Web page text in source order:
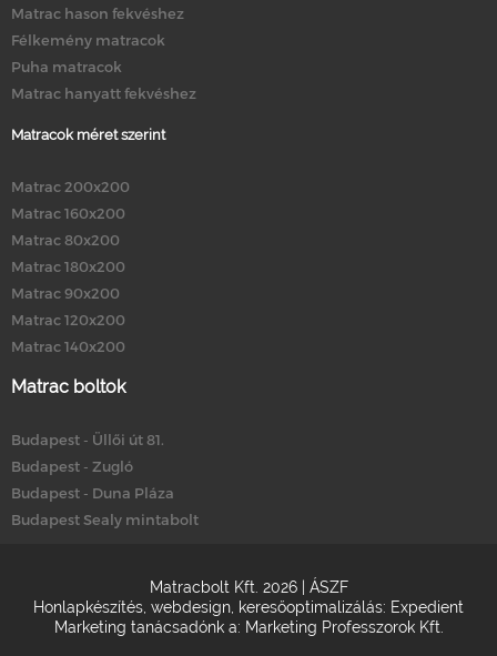
Matrac hason fekvéshez
Félkemény matracok
Puha matracok
Matrac hanyatt fekvéshez
Matracok méret szerint
Matrac 200x200
Matrac 160x200
Matrac 80x200
Matrac 180x200
Matrac 90x200
Matrac 120x200
Matrac 140x200
Matrac boltok
Budapest - Üllői út 81.
Budapest - Zugló
Budapest - Duna Pláza
Budapest Sealy mintabolt
Matracbolt Kft. 2026 | ÁSZF
Honlapkészítés, webdesign, keresőoptimalizálás: Expedient
Marketing tanácsadónk a: Marketing Professzorok Kft.